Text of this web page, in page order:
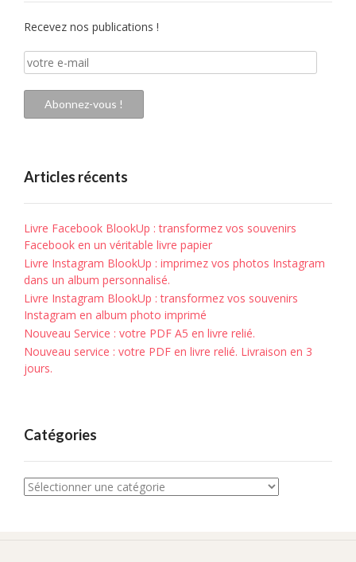
Recevez nos publications !
votre
e-
mail
Abonnez-vous !
Articles récents
Livre Facebook BlookUp : transformez vos souvenirs
Facebook en un véritable livre papier
Livre Instagram BlookUp : imprimez vos photos Instagram
dans un album personnalisé.
Livre Instagram BlookUp : transformez vos souvenirs
Instagram en album photo imprimé
Nouveau Service : votre PDF A5 en livre relié.
Nouveau service : votre PDF en livre relié. Livraison en 3
jours.
Catégories
Catégories